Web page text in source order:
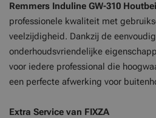
Remmers Induline GW-310
professionele kwaliteit met
veelzijdigheid. Dankzij de
onderhoudsvriendelijke
voor iedere professional die
een perfecte afwerking voor
Extra Service van FIXZA